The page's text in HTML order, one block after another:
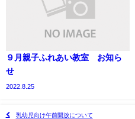
９月親子ふれあい教室 お知ら
せ
2022.8.25
乳幼児向け午前開放について